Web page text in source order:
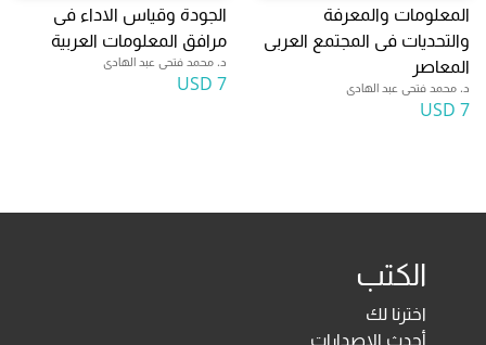
المعلومات والمعرفة
والتحديات فى المجتمع العربى
المعاصر
د. محمد فتحى عبد الهادى
7 USD
الجودة وقياس الاداء فى
مرافق المعلومات العربية
د. محمد فتحى عبد الهادى
7 USD
الكتب
اخترنا لك
أحدث الإصدارات